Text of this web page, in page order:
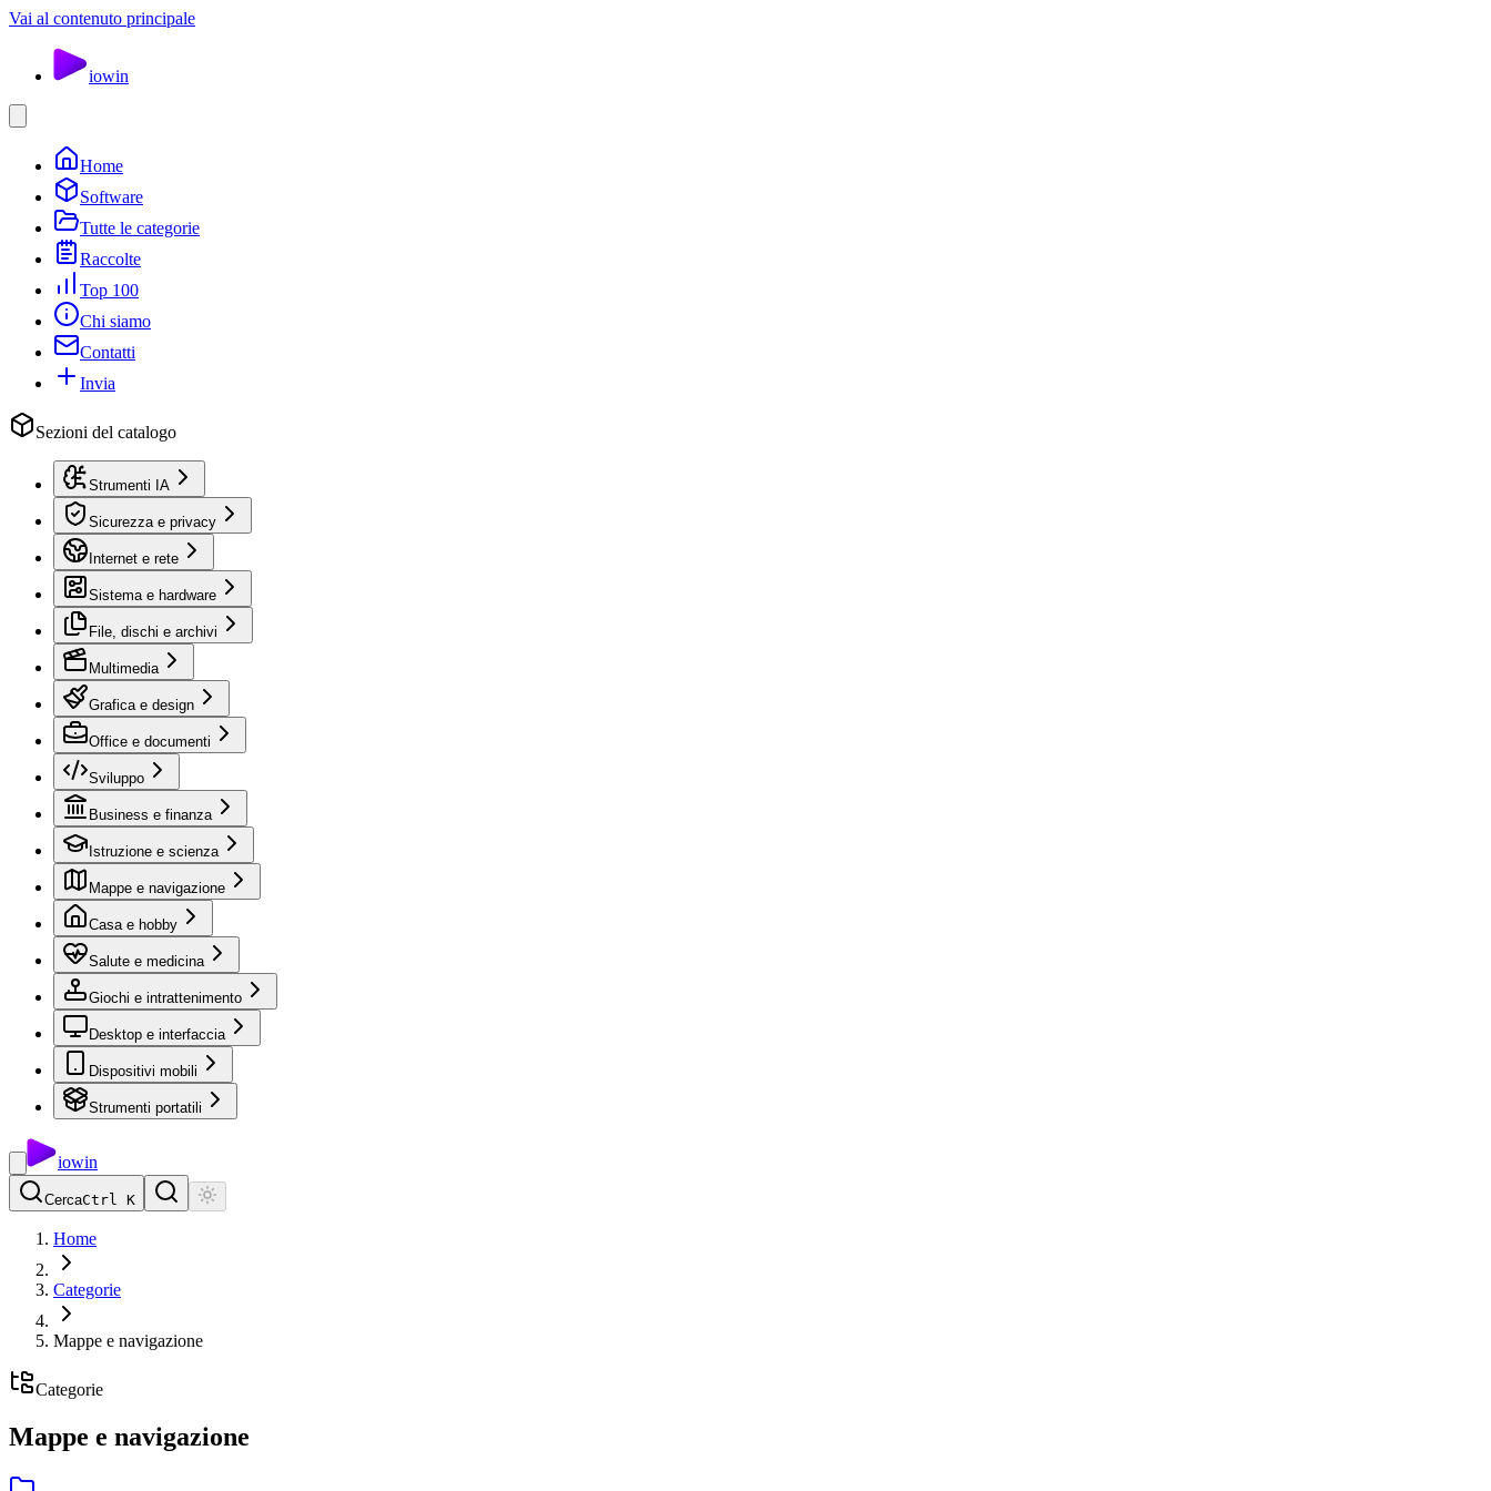
Vai al contenuto principale
iowin
Home
Software
Tutte le categorie
Raccolte
Top 100
Chi siamo
Contatti
Invia
Sezioni del catalogo
Strumenti IA
Sicurezza e privacy
Internet e rete
Sistema e hardware
File, dischi e archivi
Multimedia
Grafica e design
Office e documenti
Sviluppo
Business e finanza
Istruzione e scienza
Mappe e navigazione
Casa e hobby
Salute e medicina
Giochi e intrattenimento
Desktop e interfaccia
Dispositivi mobili
Strumenti portatili
iowin
CercaCtrl K
Home
Categorie
Mappe e navigazione
Categorie
Mappe e navigazione